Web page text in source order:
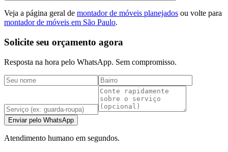
Veja a página geral de montador de móveis planejados ou volte para
montador de móveis em São Paulo.
Solicite seu orçamento agora
Resposta na hora pelo WhatsApp. Sem compromisso.
Enviar pelo WhatsApp
Atendimento humano em segundos.